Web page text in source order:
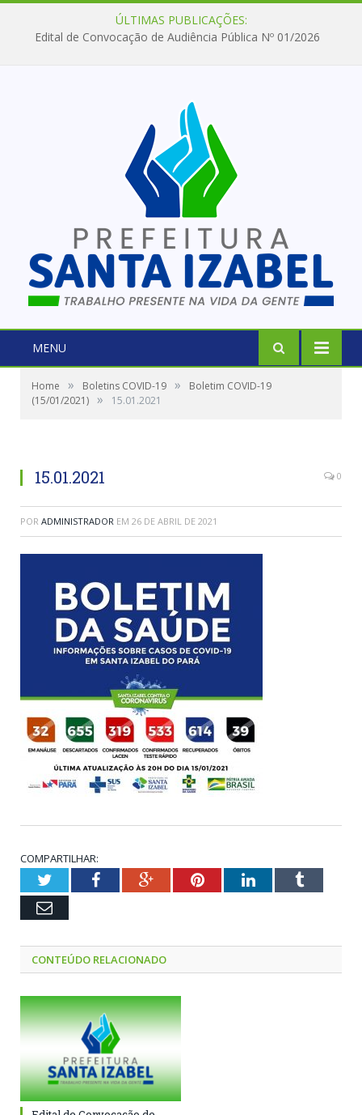
ÚLTIMAS PUBLICAÇÕES:
Edital de Convocação de Audiência Pública Nº 01/2026
MENU
Home » Boletins COVID-19 »
Boletim COVID-19
(15/01/2021) » 15.01.2021
15.01.2021 0
POR ADMINISTRADOR EM 26 DE ABRIL DE 2021
COMPARTILHAR:
TwitterFacebookGoogle+PinterestLinkedInTumblr
Email
CONTEÚDO RELACIONADO